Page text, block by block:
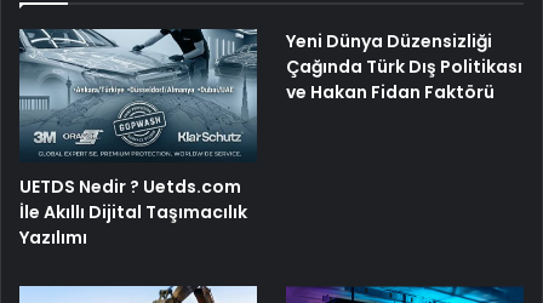
UETDS Nedir ? Uetds.com
İle Akıllı Dijital Taşımacılık
Yazılımı
Yeni Dünya Düzensizliği
Çağında Türk Dış Politikası
ve Hakan Fidan Faktörü